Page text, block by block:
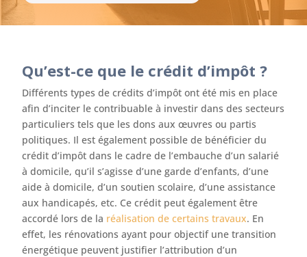
Qu’est-ce que le crédit d’impôt ?
Différents types de crédits d’impôt ont été mis en place
afin d’inciter le contribuable à investir dans des secteurs
particuliers tels que les dons aux œuvres ou partis
politiques. Il est également possible de bénéficier du
crédit d’impôt dans le cadre de l’embauche d’un salarié
à domicile, qu’il s’agisse d’une garde d’enfants, d’une
aide à domicile, d’un soutien scolaire, d’une assistance
aux handicapés, etc. Ce crédit peut également être
accordé lors de la réalisation de certains travaux. En
effet, les rénovations ayant pour objectif une transition
énergétique peuvent justifier l’attribution d’un